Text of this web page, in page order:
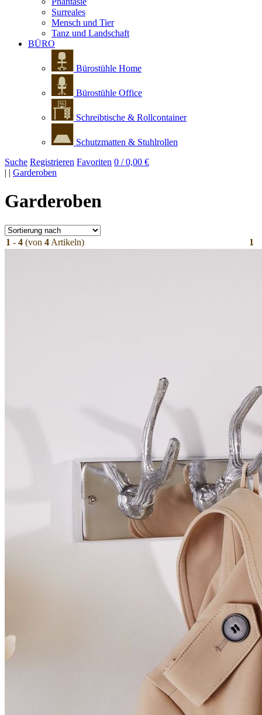
Surreales
Mensch und Tier
Tanz und Landschaft
BÜRO
Bürostühle Home
Bürostühle Office
Schreibtische & Rollcontainer
Schutzmatten & Stuhlrollen
Suche Registrieren Favoriten 0 / 0,00 €
| | Garderoben
Garderoben
1 - 4 (von 4 Artikeln) 1